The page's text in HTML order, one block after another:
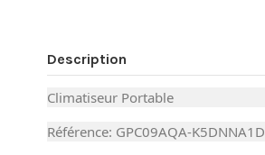
Description
Climatiseur Portable
Référence: GPC09AQA-K5DNNA1D